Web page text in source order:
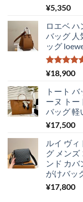
¥5,350
ロエベ
バッグ 人
ッグ
5段階中
5.00の評価
¥18,900
トート
ーヌ トー
バッグ 軽
¥17,500
ルイ ヴィ
グ メンズ
ンド カ
がけバッ
¥17,800